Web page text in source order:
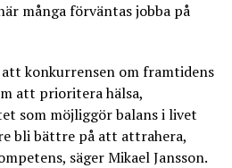
många förväntas jobba på
konkurrensen om framtidens
att prioritera hälsa,
som möjliggör balans i livet
bli bättre på att attrahera,
säger Mikael Jansson.